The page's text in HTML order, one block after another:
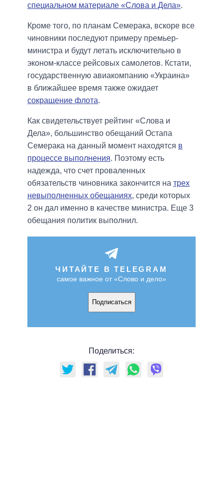
специальном материале «Слова и Дела».
Кроме того, по планам Семерака, вскоре все
чиновники последуют примеру премьер-
министра и будут летать исключительно в
эконом-классе рейсовых самолетов. Кстати,
государственную авиакомпанию «Украина»
в ближайшее время также ожидает
сокращение флота.
Как свидетельствует рейтинг «Слова и
Дела», большинство обещаний Остапа
Семерака на данный момент находятся в
процессе выполнения. Поэтому есть
надежда, что счет проваленных
обязательств чиновника закончится на трех
невыполненных обещаниях, среди которых
2 он дал именно в качестве министра. Еще 3
обещания политик выполнил.
ЧИТАЙТЕ В TELEGRAM
самое важное от «Слово и дело»
Подписаться
Поделиться: